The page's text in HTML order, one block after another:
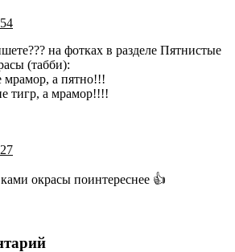
на фотках в разделе Пятнистые
(табби):
мрамор, а пятно!!!
тигр, а мрамор!!!!
окрасы поинтереснее 👍